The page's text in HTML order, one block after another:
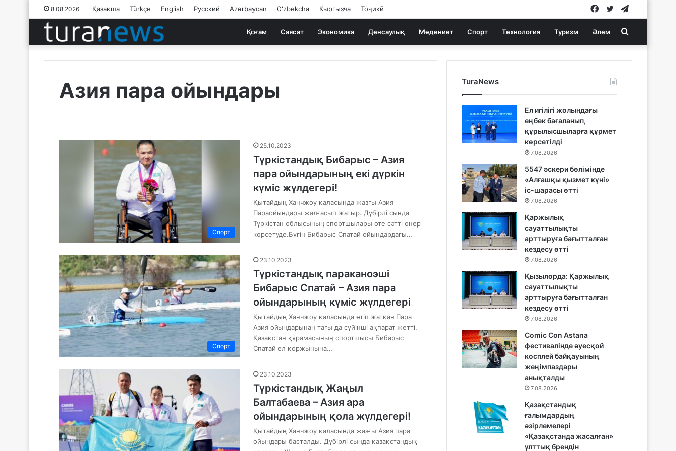
8.08.2026 Қазақша Türkçe English Русский Azərbaycan Oʻzbekcha Кыргызча Тоҷикӣ Twitter
Facebook
Қоғам Саясат Экономика Денсаулық Мәдениет Спорт Технология Туризм Әлем Search
for
Азия пара ойындары
Спорт
25.10.2023
Түркістандық Бибарыс – Азия
пара ойындарының екі дүркін
күміс жүлдегері!
Қытайдың Ханчжоу қаласында жазғы Азия
Параойындары жалғасып жатыр. Дүбірлі сында
Түркістан облысының спортшылары өте сәтті өнер
көрсетуде.Бүгін Бибарыс Спатай ойындардағы…
Спорт
23.10.2023
Түркістандық параканоэші
Бибарыс Спатай – Азия пара
ойындарының күміс жүлдегері
Қытайдың Ханчжоу қаласында өтіп жатқан Пара
Азия ойындарынан тағы да сүйінші ақпарат жетті.
Қазақстан құрамасының спортшысы Бибарыс
Спатай ел қоржынына…
23.10.2023
Түркістандық Жаңыл
Балтабаева – Азия ара
ойындарының қола жүлдегері!
Қытайдың Ханчжоу қаласында жазғы Азия пара
ойындары басталды. Дүбірлі сында қазақстандық
TuraNews
Ел игілігі жолындағы
еңбек бағаланып,
құрылысшыларға құрмет
көрсетілді
7.08.2026
5547 әскери бөлімінде
«Алғашқы қызмет күні»
іс-шарасы өтті
7.08.2026
Қаржылық
сауаттылықты
арттыруға бағытталған
кездесу өтті
7.08.2026
Қызылорда: Қаржылық
сауаттылықты
арттыруға бағытталған
кездесу өтті
7.08.2026
Comic Con Astana
фестивалінде әуесқой
косплей байқауының
жеңімпаздары
анықталды
7.08.2026
Қазақстандық
ғалымдардың
әзірлемелері
«Қазақстанда жасалған»
ұлттық брендін